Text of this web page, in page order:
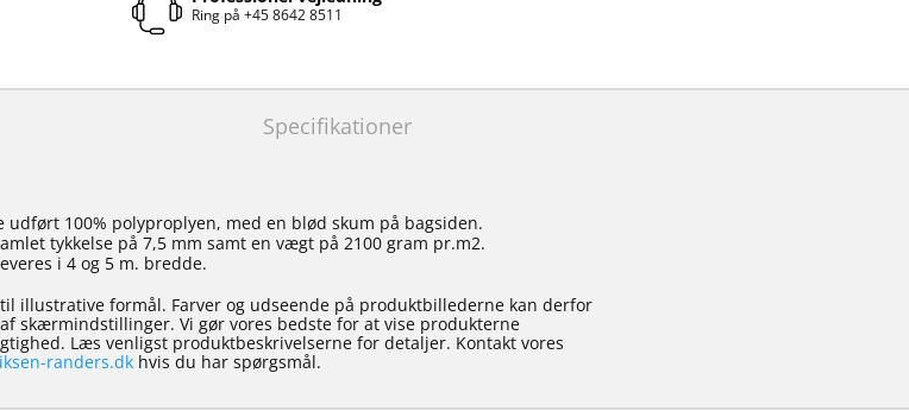
Ring på+45 8642 8511
Specifikationer
100% polyproplyen, med en blød skum på bagsiden.
tykkelse på 7,5 mm samt en vægt på 2100 gram pr.m2.
i 4 og 5 m. bredde.
illustrative formål. Farver og udseende på produktbillederne kan derfor
skærmindstillinger. Vi gør vores bedste for at vise produkterne
Læs venligst produktbeskrivelserne for detaljer. Kontakt vores
randers.dkhvis du har spørgsmål.